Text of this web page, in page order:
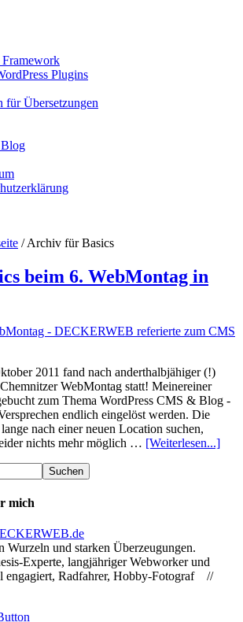
Framework
Plugins
für Übersetzungen
/Archiv für Basics
beim 6. WebMontag in
2011 fand nach anderthalbjähiger (!)
WebMontag statt! Meinereiner
zum Thema WordPress CMS & Blog -
endlich eingelöst werden. Die
nach einer neuen Location suchen,
nichts mehr möglich … [Weiterlesen...]
mich
Wurzeln und starken Überzeugungen.
Experte, langjähriger Webworker und
engagiert, Radfahrer, Hobby-Fotograf //